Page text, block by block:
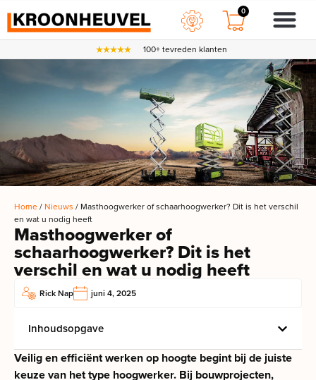
0
100+ tevreden klanten
Home/ Nieuws / Masthoogwerker of schaarhoogwerker? Dit is het verschil
en wat u nodig heeft
Masthoogwerker of
schaarhoogwerker? Dit is het
verschil en wat u nodig heeft
Rick Nap juni 4, 2025
Inhoudsopgave
Veilig en efficiënt werken op hoogte begint bij de juiste
keuze van het type hoogwerker. Bij bouwprojecten,